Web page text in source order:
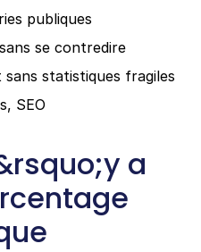
publiques
se contredire
statistiques fragiles
SEO
a